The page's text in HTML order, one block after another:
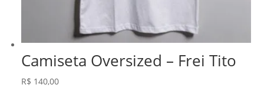
Camiseta Oversized – Frei Tito
R$ 140,00